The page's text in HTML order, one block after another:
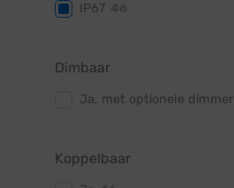
IP67
Dimbaar
Ja, met optionele dimmer
Koppelbaar